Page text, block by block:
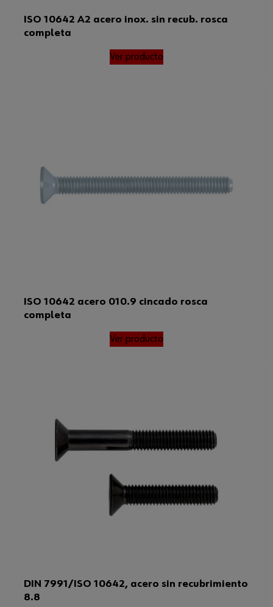
ISO 10642 A2 acero inox. sin recub. rosca
completa
Ver producto
ISO 10642 acero 010.9 cincado rosca
completa
Ver producto
DIN 7991/ISO 10642, acero sin recubrimiento
8.8